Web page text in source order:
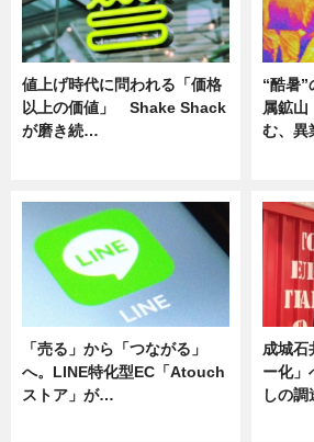
値上げ時代に問われる「価格
以上の価値」 Shake Shack
が磨き続…
“酷暑
属鉱
む、
「売る」から「つながる」
へ。LINE特化型EC「Atouch
ストア」が…
成城石
ー化」
しの